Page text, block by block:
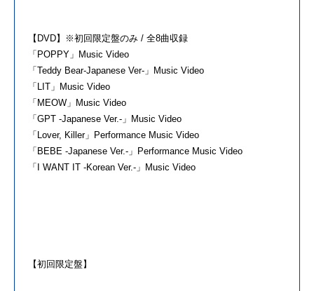
【DVD】※初回限定盤のみ / 全8曲収録
「POPPY」Music Video
「Teddy Bear-Japanese Ver-」Music Video
「LIT」Music Video
「MEOW」Music Video
「GPT -Japanese Ver.-」Music Video
「Lover, Killer」Performance Music Video
「BEBE -Japanese Ver.-」Performance Music Video
「I WANT IT -Korean Ver.-」Music Video
【初回限定盤】